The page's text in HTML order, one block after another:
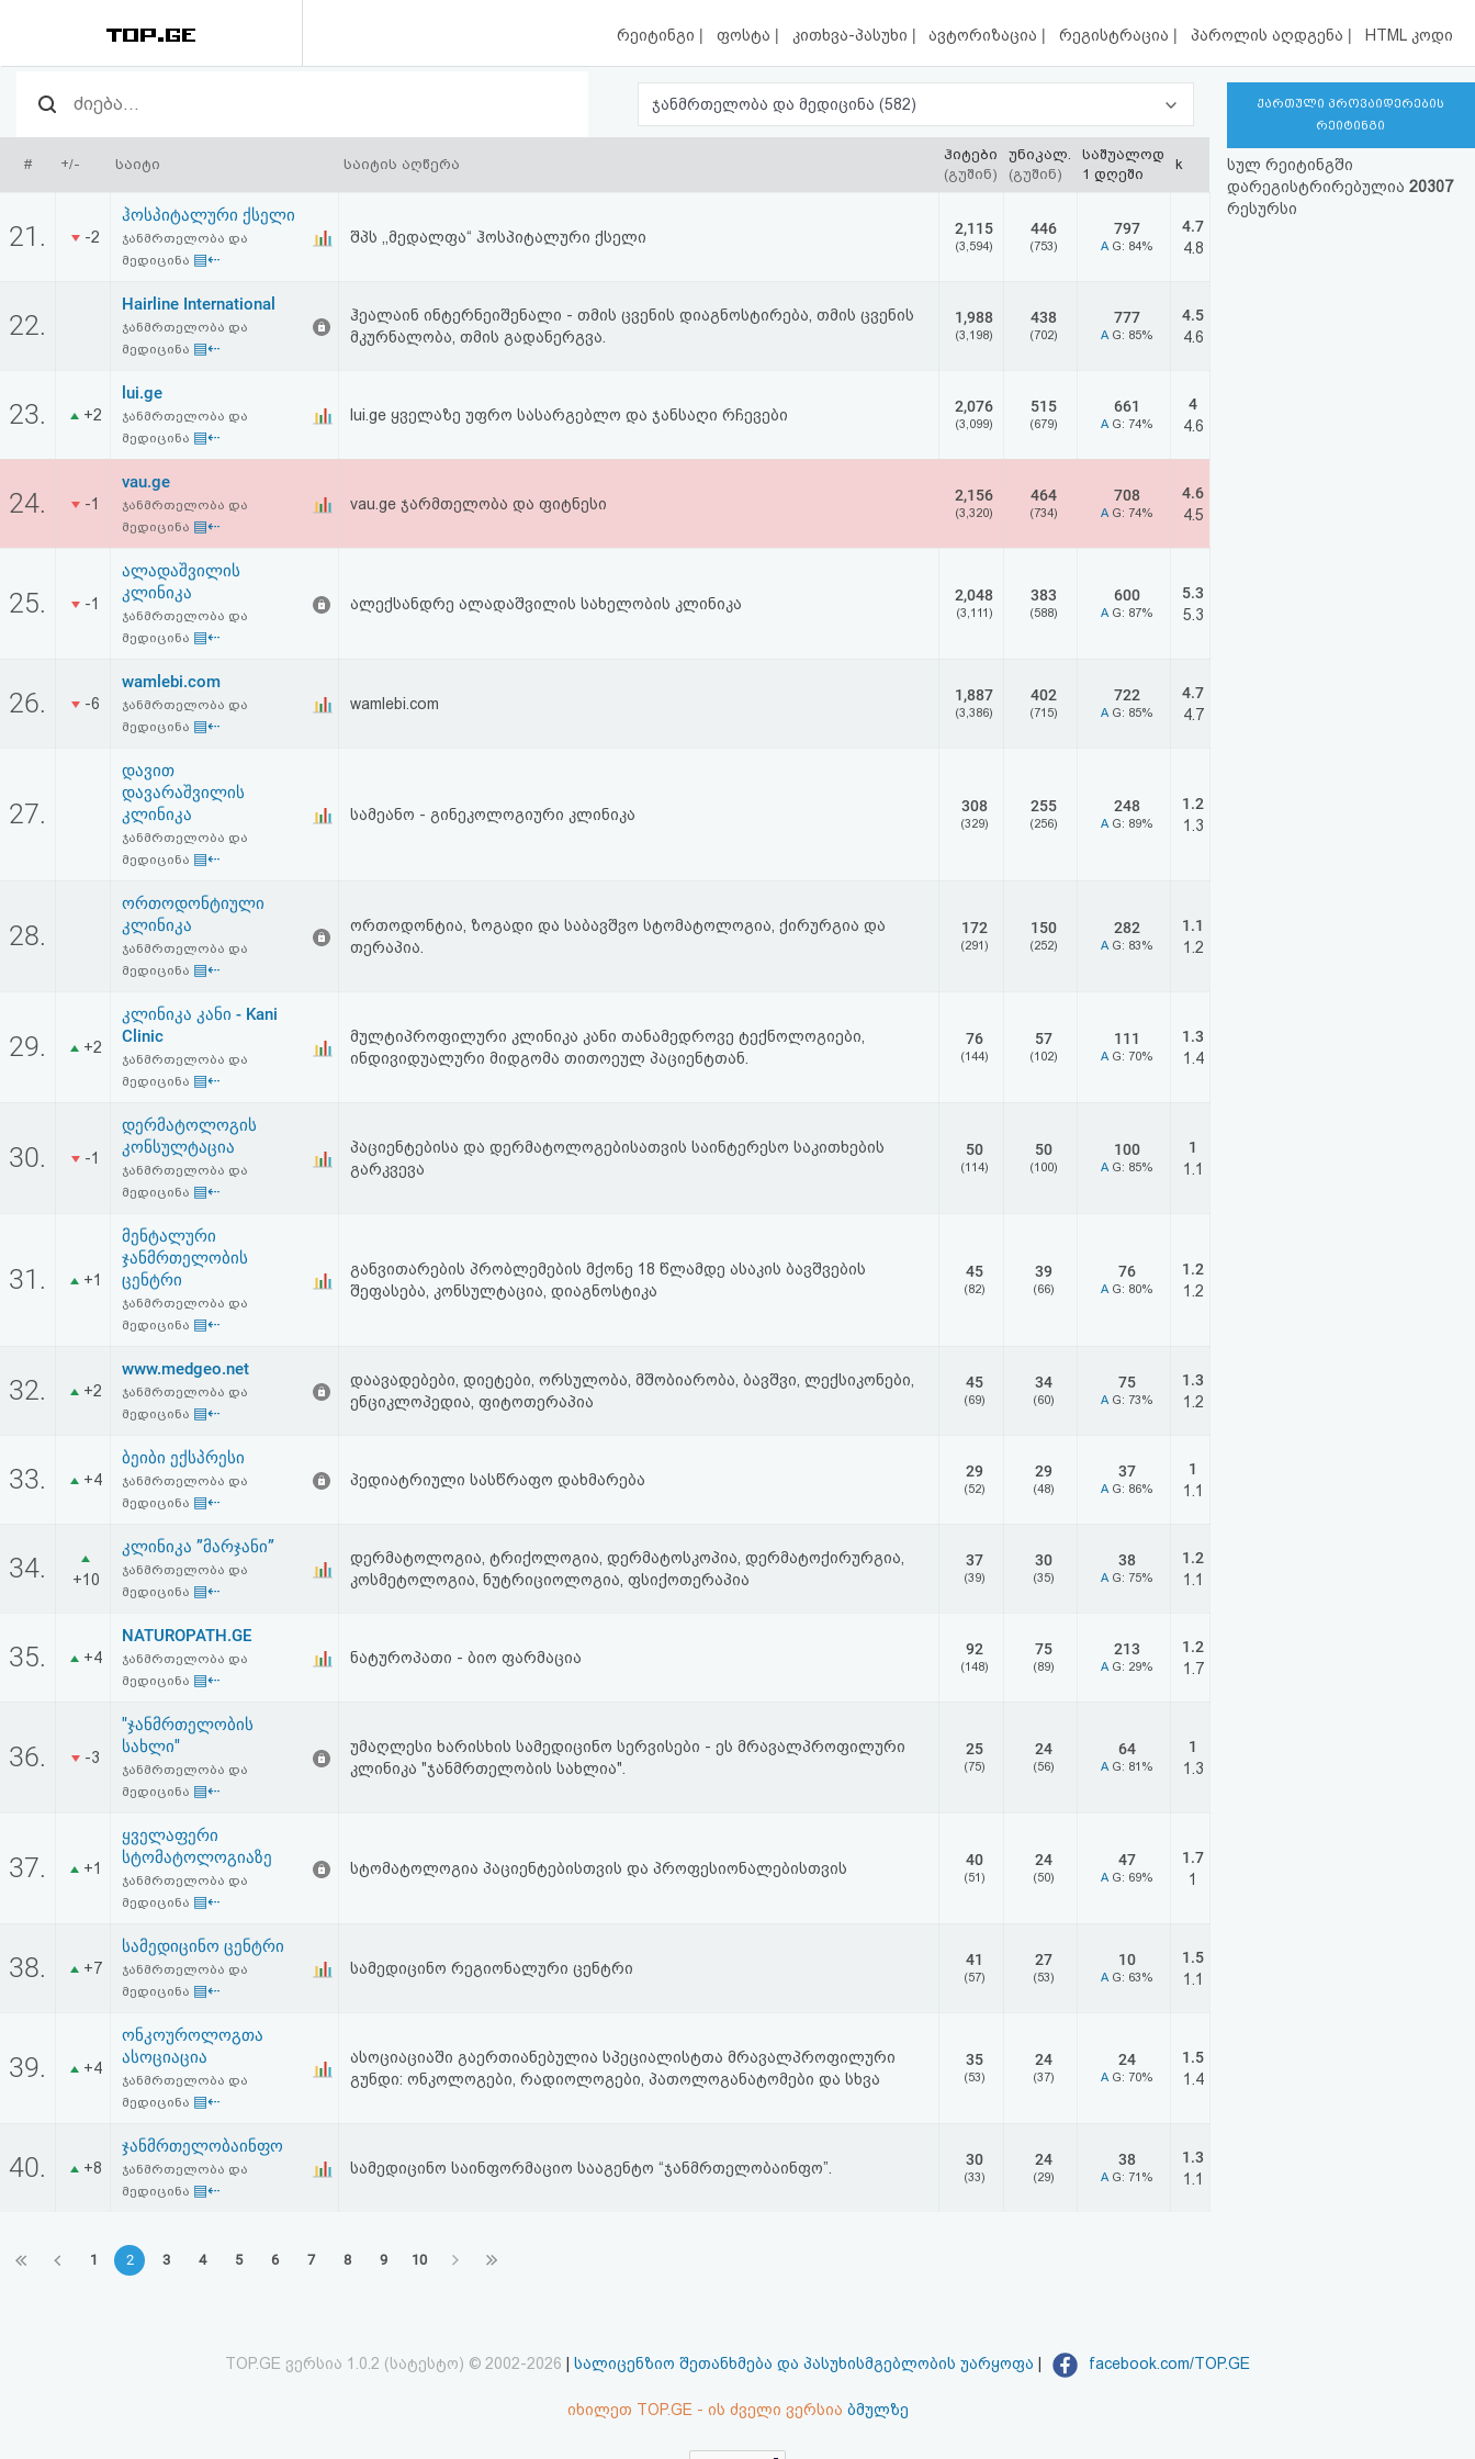
რეიტინგი | ფოსტა | კითხვა-პასუხი | ავტორიზაცია | რეგისტრაცია | პაროლის აღდგენა | HTML კოდი
რეიტინგი
(მთავარი)
ფოსტა
კითხვა-
ავტორიზაცია
რეგისტრაცია
აღდგენა
კოდი
შეთანხმება
პასუხისმგებლობის
უარყოფა
ჯანმრთელობა და მედიცინა (582)
# +/- საიტი საიტის აღწერა
ჰიტები
(გუშინ)
უნიკალ.
(გუშინ)
საშუალოდ
1 დღეში
k
21. -2
ჰოსპიტალური ქსელი
ჯანმრთელობა და
მედიცინა ▤⇠
შპს ,,მედალფა“ ჰოსპიტალური ქსელი 2,115
(3,594)
446
(753)
797
A G: 84%
4.7
4.8
22.
Hairline International
ჯანმრთელობა და
მედიცინა ▤⇠
ჰეალაინ ინტერნეიშენალი - თმის ცვენის დიაგნოსტირება, თმის ცვენის
მკურნალობა, თმის გადანერგვა.
1,988
(3,198)
438
(702)
777
A G: 85%
4.5
4.6
23. +2
lui.ge
ჯანმრთელობა და
მედიცინა ▤⇠
lui.ge ყველაზე უფრო სასარგებლო და ჯანსაღი რჩევები 2,076
(3,099)
515
(679)
661
A G: 74%
4
4.6
24. -1
vau.ge
ჯანმრთელობა და
მედიცინა ▤⇠
vau.ge ჯარმთელობა და ფიტნესი 2,156
(3,320)
464
(734)
708
A G: 74%
4.6
4.5
25. -1
ალადაშვილის
კლინიკა
ჯანმრთელობა და
მედიცინა ▤⇠
ალექსანდრე ალადაშვილის სახელობის კლინიკა 2,048
(3,111)
383
(588)
600
A G: 87%
5.3
5.3
26. -6
wamlebi.com
ჯანმრთელობა და
მედიცინა ▤⇠
wamlebi.com 1,887
(3,386)
402
(715)
722
A G: 85%
4.7
4.7
27.
დავით
დავარაშვილის
კლინიკა
ჯანმრთელობა და
მედიცინა ▤⇠
სამეანო - გინეკოლოგიური კლინიკა 308
(329)
255
(256)
248
A G: 89%
1.2
1.3
28.
ორთოდონტიული
კლინიკა
ჯანმრთელობა და
მედიცინა ▤⇠
ორთოდონტია, ზოგადი და საბავშვო სტომატოლოგია, ქირურგია და
თერაპია.
172
(291)
150
(252)
282
A G: 83%
1.1
1.2
29. +2
კლინიკა კანი - Kani
Clinic
ჯანმრთელობა და
მედიცინა ▤⇠
მულტიპროფილური კლინიკა კანი თანამედროვე ტექნოლოგიები,
ინდივიდუალური მიდგომა თითოეულ პაციენტთან.
76
(144)
57
(102)
111
A G: 70%
1.3
1.4
30. -1
დერმატოლოგის
კონსულტაცია
ჯანმრთელობა და
მედიცინა ▤⇠
პაციენტებისა და დერმატოლოგებისათვის საინტერესო საკითხების
გარკვევა
50
(114)
50
(100)
100
A G: 85%
1
1.1
31. +1
მენტალური
ჯანმრთელობის
ცენტრი
ჯანმრთელობა და
მედიცინა ▤⇠
განვითარების პრობლემების მქონე 18 წლამდე ასაკის ბავშვების
შეფასება, კონსულტაცია, დიაგნოსტიკა
45
(82)
39
(66)
76
A G: 80%
1.2
1.2
32. +2
www.medgeo.net
ჯანმრთელობა და
მედიცინა ▤⇠
დაავადებები, დიეტები, ორსულობა, მშობიარობა, ბავშვი, ლექსიკონები,
ენციკლოპედია, ფიტოთერაპია
45
(69)
34
(60)
75
A G: 73%
1.3
1.2
33. +4
ბეიბი ექსპრესი
ჯანმრთელობა და
მედიცინა ▤⇠
პედიატრიული სასწრაფო დახმარება 29
(52)
29
(48)
37
A G: 86%
1
1.1
34. +10
კლინიკა ”მარჯანი”
ჯანმრთელობა და
მედიცინა ▤⇠
დერმატოლოგია, ტრიქოლოგია, დერმატოსკოპია, დერმატოქირურგია,
კოსმეტოლოგია, ნუტრიციოლოგია, ფსიქოთერაპია
37
(39)
30
(35)
38
A G: 75%
1.2
1.1
35. +4
NATUROPATH.GE
ჯანმრთელობა და
მედიცინა ▤⇠
ნატუროპათი - ბიო ფარმაცია 92
(148)
75
(89)
213
A G: 29%
1.2
1.7
36. -3
"ჯანმრთელობის
სახლი"
ჯანმრთელობა და
მედიცინა ▤⇠
უმაღლესი ხარისხის სამედიცინო სერვისები - ეს მრავალპროფილური
კლინიკა "ჯანმრთელობის სახლია".
25
(75)
24
(56)
64
A G: 81%
1
1.3
37. +1
ყველაფერი
სტომატოლოგიაზე
ჯანმრთელობა და
მედიცინა ▤⇠
სტომატოლოგია პაციენტებისთვის და პროფესიონალებისთვის 40
(51)
24
(50)
47
A G: 69%
1.7
1
38. +7
სამედიცინო ცენტრი
ჯანმრთელობა და
მედიცინა ▤⇠
სამედიცინო რეგიონალური ცენტრი 41
(57)
27
(53)
10
A G: 63%
1.5
1.1
39. +4
ონკოუროლოგთა
ასოციაცია
ჯანმრთელობა და
მედიცინა ▤⇠
ასოციაციაში გაერთიანებულია სპეციალისტთა მრავალპროფილური
გუნდი: ონკოლოგები, რადიოლოგები, პათოლოგანატომები და სხვა
35
(53)
24
(37)
24
A G: 70%
1.5
1.4
40. +8
ჯანმრთელობაინფო
ჯანმრთელობა და
მედიცინა ▤⇠
სამედიცინო საინფორმაციო სააგენტო “ჯანმრთელობაინფო”. 30
(33)
24
(29)
38
A G: 71%
1.3
1.1
1 2 3 4 5 6 7 8 9 10
ქართული პროვაიდერების
რეიტინგი
სულ რეიტინგში
დარეგისტრირებულია 20307
რესურსი
TOP.GE ვერსია 1.0.2 (სატესტო) © 2002-2026 სალიცენზიო შეთანხმება და პასუხისმგებლობის უარყოფა facebook.com/TOP.GE
იხილეთ TOP.GE - ის ძველი ვერსია ბმულზე